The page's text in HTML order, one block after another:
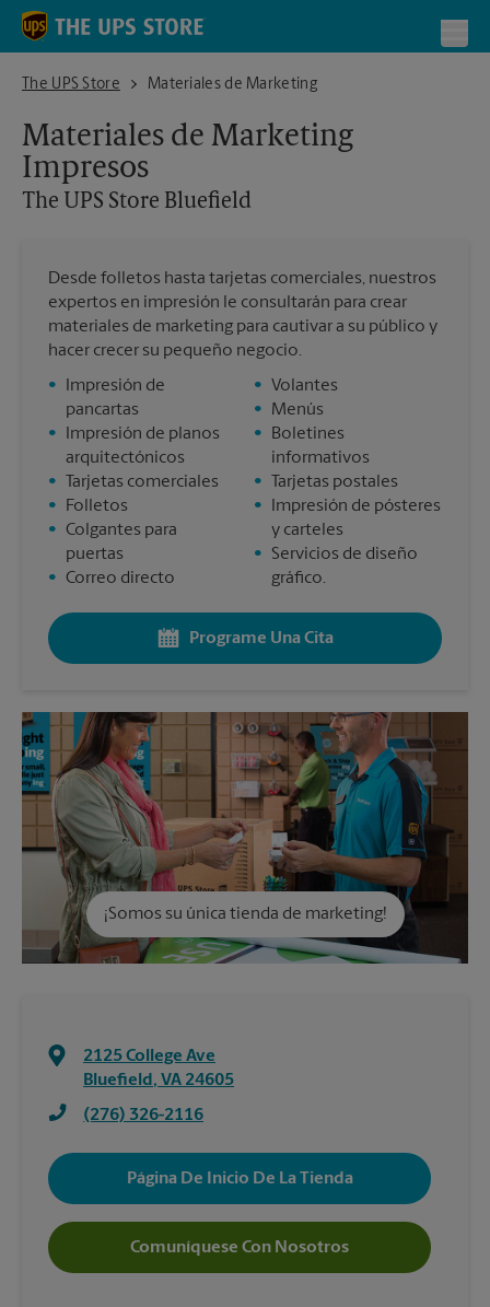
Skip to content
Return to Nav
The UPS Store
The UPS Store BluefieldMateriales de Marketing
Materiales de Marketing
Impresos
The UPS Store Bluefield
Desde folletos hasta tarjetas comerciales, nuestros
expertos en impresión le consultarán para crear
materiales de marketing para cautivar a su público y
hacer crecer su pequeño negocio.
•
Impresión de
pancartas
•
Impresión de planos
arquitectónicos
•
Tarjetas comerciales
•
Folletos
• Colgantes para
puertas
• Correo directo
•
Volantes
•
Menús
•
Boletines
informativos
•
Tarjetas postales
•
Impresión de pósteres
y carteles
•
Servicios de diseño
gráfico.
Programe Una Cita
¡Somos su única tienda de marketing!
2125 College Ave
Bluefield, VA 24605
(276) 326-2116
Página De Inicio De La Tienda
Comuníquese Con Nosotros